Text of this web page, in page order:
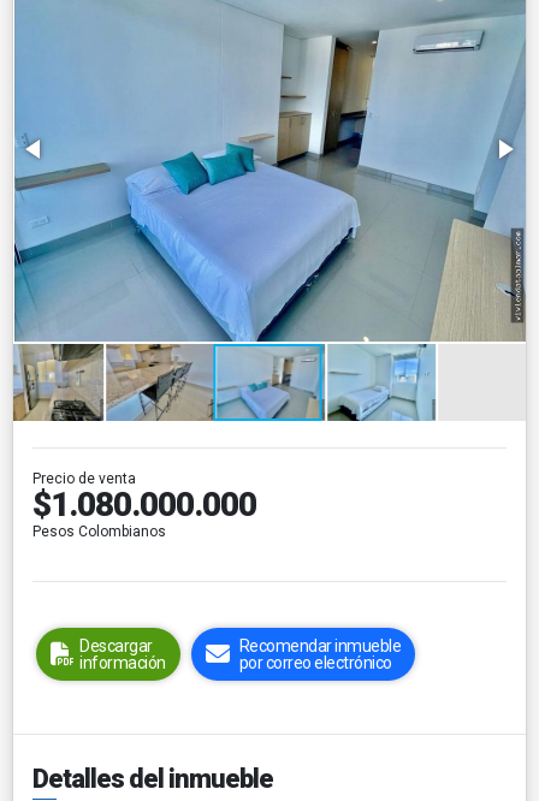
Precio de venta
$1.080.000.000
Pesos Colombianos
Descargar
información
Recomendar inmueble
por correo electrónico
Detalles del inmueble